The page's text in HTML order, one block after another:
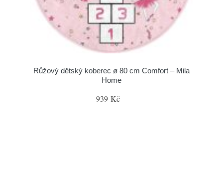
Růžový dětský koberec ø 80 cm Comfort – Mila
Home
939 Kč